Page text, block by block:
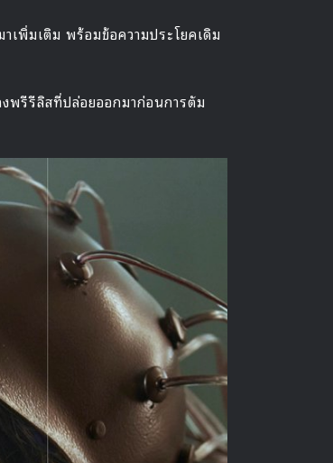
าเพิ่มเติม พร้อมข้อความประโยคเดิม
พรีรีลิสที่ปล่อยออกมาก่อนการตัม